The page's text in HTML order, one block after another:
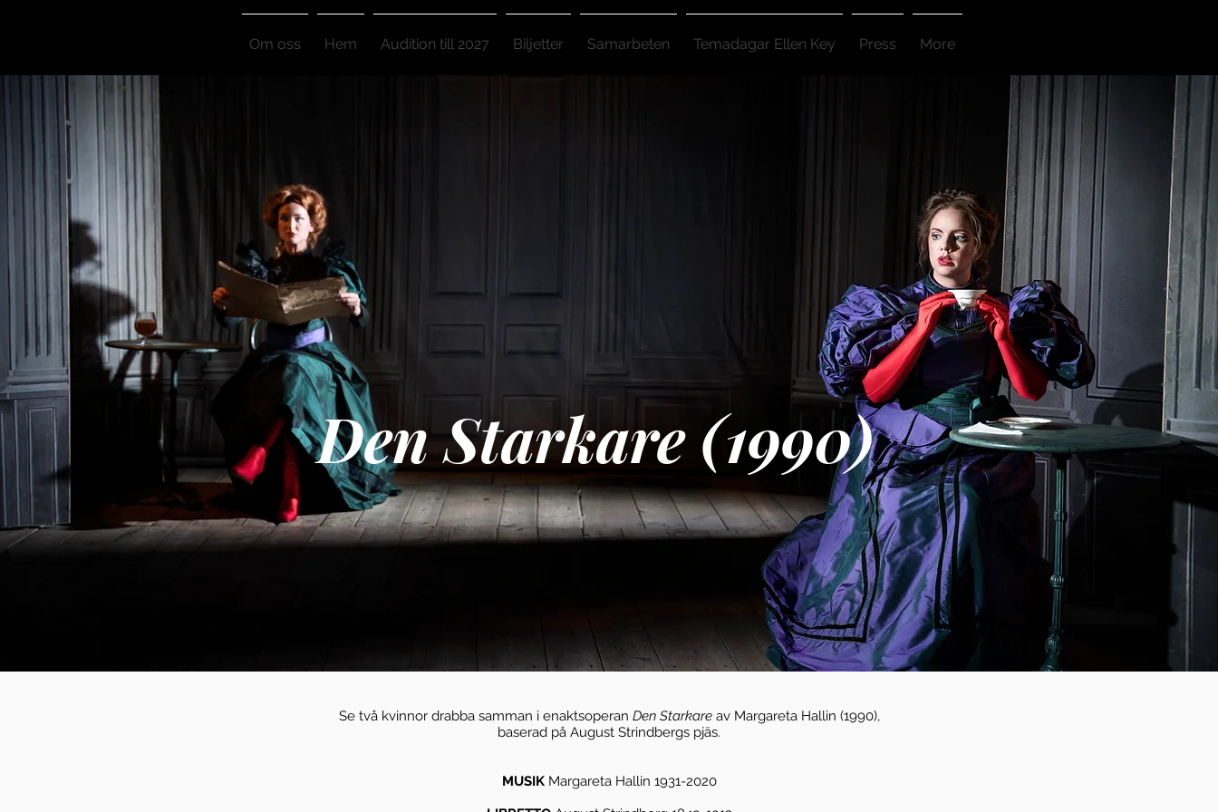
Om oss Hem Audition till 2027 Biljetter Samarbeten Temadagar Ellen Key Press More
Den Starkare (1990)
Se två kvinnor drabba samman i enaktsoperan Den Starkare av Margareta Hallin (1990),
baserad på August Strindbergs pjäs.
MUSIK Margareta Hallin 1931-2020